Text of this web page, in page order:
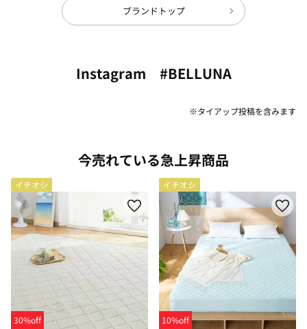
ブランドトップ
Instagram #BELLUNA
※タイアップ投稿を含みます
今売れている急上昇商品
イチオシ
30%off
イチオシ
10%off